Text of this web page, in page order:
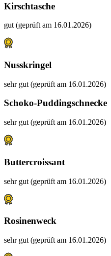
Kirschtasche
gut (geprüft am 16.01.2026)
Nusskringel
sehr gut (geprüft am 16.01.2026)
Schoko-Puddingschnecke
sehr gut (geprüft am 16.01.2026)
Buttercroissant
sehr gut (geprüft am 16.01.2026)
Rosinenweck
sehr gut (geprüft am 16.01.2026)